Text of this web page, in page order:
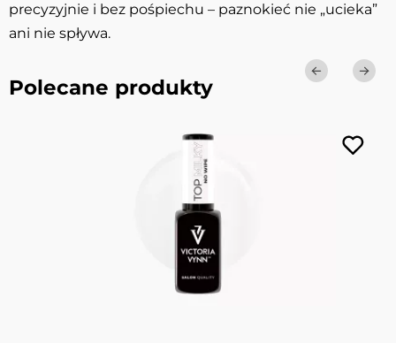
precyzyjnie i bez pośpiechu – paznokieć nie „ucieka”
ani nie spływa.
Polecane produkty